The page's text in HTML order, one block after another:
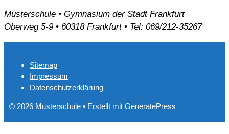
Musterschule • Gymnasium der Stadt Frankfurt
Oberweg 5-9 • 60318 Frankfurt • Tel: 069/212-35267
Sitemap
Impressum
Datenschutzerklärung
© 2026 Musterschule • Erstellt mit GeneratePress